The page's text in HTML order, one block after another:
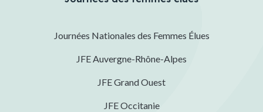
Journées Nationales des Femmes Élues
JFE Auvergne-Rhône-Alpes
JFE Grand Ouest
JFE Occitanie